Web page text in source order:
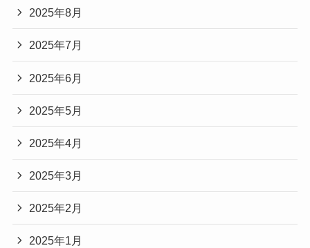
2025年8月
2025年7月
2025年6月
2025年5月
2025年4月
2025年3月
2025年2月
2025年1月